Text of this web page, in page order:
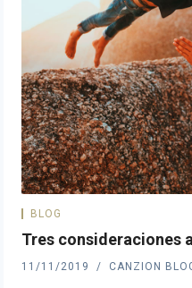
BLOG
Tres consideraciones
11/11/2019 CANZION